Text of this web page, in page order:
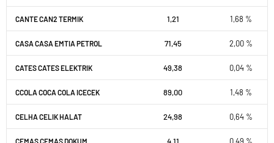
CANTE CAN2 TERMIK 1,21 1,68 %
CASA CASA EMTIA PETROL 71,45 2,00 %
CATES CATES ELEKTRIK 49,38 0,04 %
CCOLA COCA COLA ICECEK 89,00 1,48 %
CELHA CELIK HALAT 24,98 0,64 %
CEMAS CEMAS DOKUM 4,11 0,49 %